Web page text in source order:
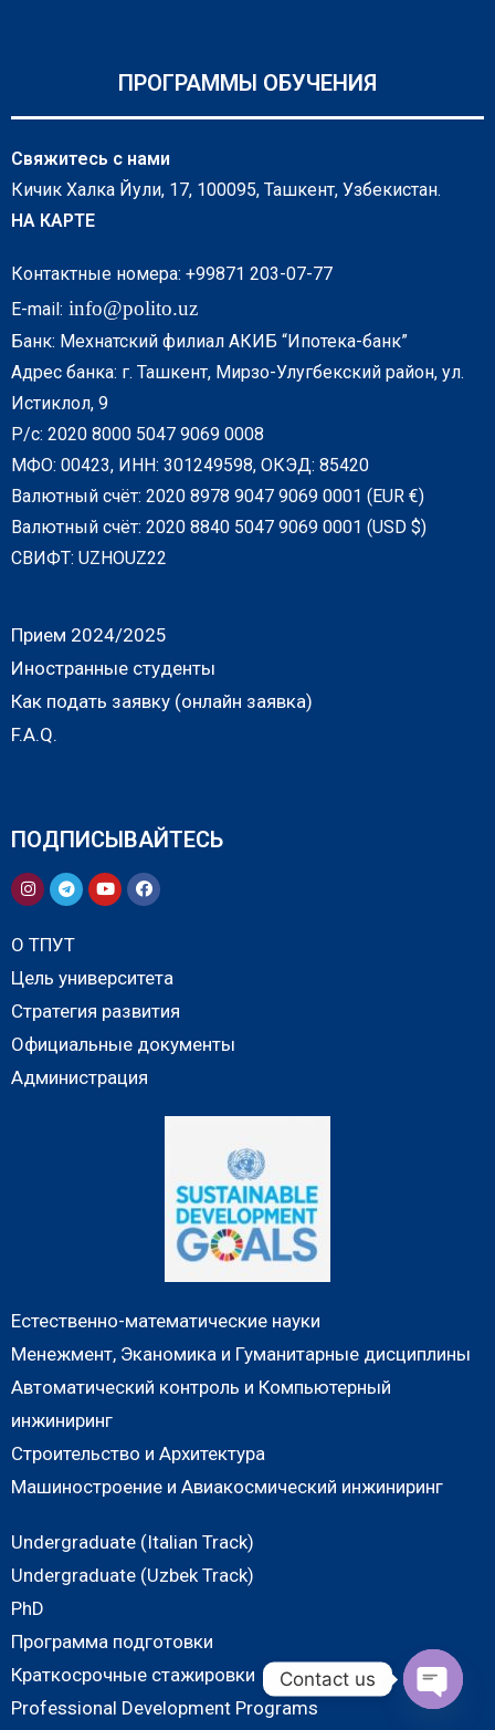
ПРОГРАММЫ ОБУЧЕНИЯ
Свяжитесь с нами
Кичик Халка Йули, 17, 100095, Ташкент, Узбекистан.
НА КАРТЕ
Контактные номера: +99871 203-07-77
E-mail: info@polito.uz
Банк: Мехнатский филиал АКИБ “Ипотека-банк”
Адрес банка: г. Ташкент, Мирзо-Улугбекский район, ул.
Истиклол, 9
Р/с: 2020 8000 5047 9069 0008
МФО: 00423, ИНН: 301249598, ОКЭД: 85420
Валютный счёт: 2020 8978 9047 9069 0001 (EUR €)
Валютный счёт: 2020 8840 5047 9069 0001 (USD $)
СВИФТ: UZHOUZ22
Прием 2024/2025
Иностранные студенты
Как подать заявку (онлайн заявка)
F.A.Q.
ПОДПИСЫВАЙТЕСЬ
О ТПУТ
Цель университета
Стратегия развития
Официальные документы
Администрация
Естественно-математические науки
Менежмент, Эканомика и Гуманитарные дисциплины
Автоматический контроль и Компьютерный
инжиниринг
Строительство и Архитектура
Машиностроение и Авиакосмический инжиниринг
Undergraduate (Italian Track)
Undergraduate (Uzbek Track)
PhD
Программа подготовки
Краткосрочные стажировки
Professional Development Programs
Contact us